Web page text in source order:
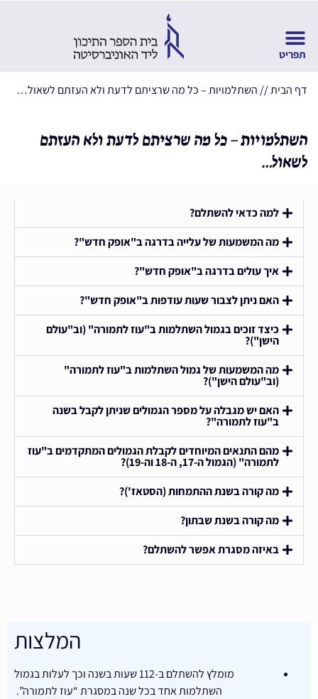
דף הבית// השתלמויות – כל מה שרציתם לדעת ולא העזתם לשאול…
השתלמויות – כל מה שרציתם לדעת ולא העזתם
לשאול…
למה כדאי להשתלם?
מה המשמעות של עלייה בדרגה ב"אופק חדש"?
איך עולים בדרגה ב"אופק חדש"?
האם ניתן לצבור שעות עודפות ב"אופק חדש"?
כיצד זוכים בגמול השתלמות ב"עוז לתמורה" (וב"עולם
הישן")?
מה המשמעות של גמול השתלמות ב"עוז לתמורה"
(וב"עולם הישן")?
האם יש מגבלה על מספר הגמולים שניתן לקבל בשנה
ב"עוז לתמורה"?
מהם התנאים המיוחדים לקבלת הגמולים המתקדמים ב"עוז
לתמורה" (הגמול ה-17, ה-18 וה-19)?
מה קורה בשנת ההתמחות (הסטאז')?
מה קורה בשנת שבתון?
באיזה מסגרת אפשר להשתלם?
המלצות
מומלץ להשתלם ב-112 שעות בשנה וכך לעלות בגמול
השתלמות אחד בכל שנה במסגרת “עוז לתמורה”.